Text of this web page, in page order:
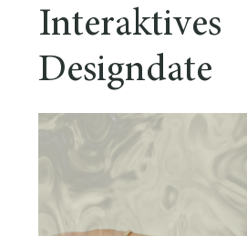
Interaktives
Designdate